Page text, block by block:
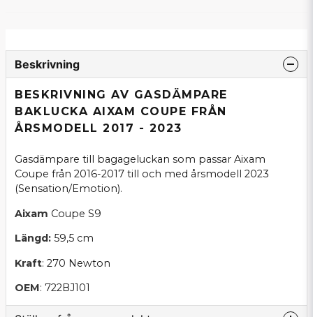
Beskrivning
BESKRIVNING AV GASDÄMPARE
BAKLUCKA AIXAM COUPE FRÅN
ÅRSMODELL 2017 - 2023
Gasdämpare till bagageluckan som passar Aixam
Coupe från 2016-2017 till och med årsmodell 2023
(Sensation/Emotion).
Aixam Coupe S9
Längd: 59,5 cm
Kraft: 270 Newton
OEM: 722BJ101